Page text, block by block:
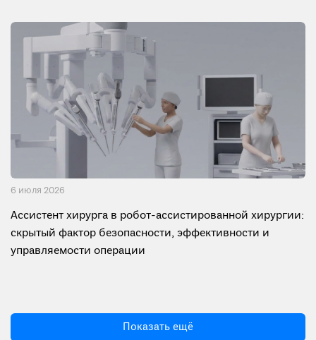
6 июля 2026
Ассистент хирурга в робот-ассистированной хирургии:
скрытый фактор безопасности, эффективности и
управляемости операции
Показать ещё